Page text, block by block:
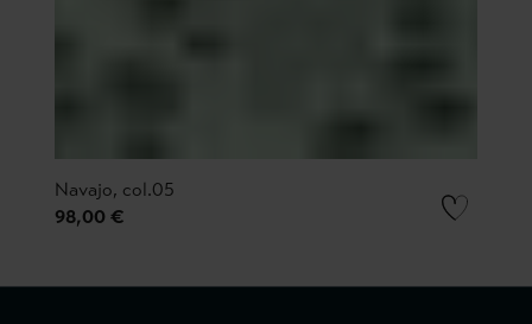
Navajo, col.05
98,00 €